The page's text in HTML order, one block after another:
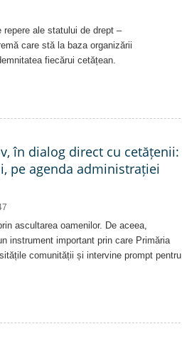
ale statului de drept –
care stă la baza organizării
fiecărui cetățean.
în dialog direct cu cetățenii:
pe agenda administrației
ascultarea oamenilor. De aceea,
instrument important prin care Primăria
comunității și intervine prompt pentru